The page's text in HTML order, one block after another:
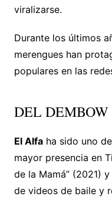
viralizarse.
Durante los últimos
merengues han
populares en las
DEL DEMBOW
El Alfaha sido uno
mayor presencia en
de la Mamá” (2021)
de videos de baile y